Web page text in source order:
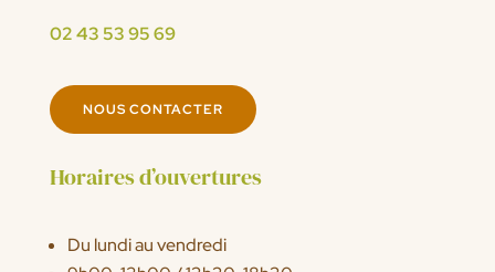
02 43 53 95 69
NOUS CONTACTER
Horaires d’ouvertures
Du lundi au vendredi